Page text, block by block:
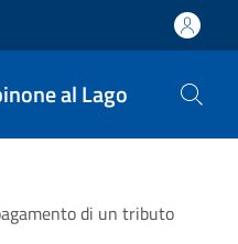
al Lago
di un tributo